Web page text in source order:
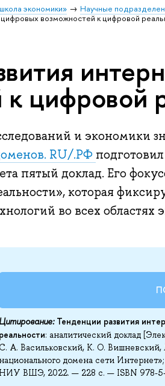
экономики» Научные
возможностей к цифровой
цифровой
и
RU/.РФ
пятый доклад. Его
которая
во всех
Цитирование: Тенденции развития
реальности: аналитический доклад
С. А. Васильковский, К. О.
национального домена сети
НИУ ВШЭ, 2022. — 228 с. — ISBN 978-